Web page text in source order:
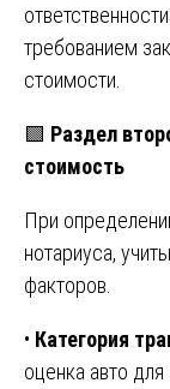
требованием
стоимости.
🟩 Раздел
стоимость
При
нотариуса,
факторов.
• Категория
оценка авто для